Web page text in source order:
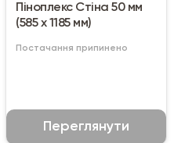
Піноплекс Стіна 50 мм
(585 х 1185 мм)
Постачання припинено
Переглянути